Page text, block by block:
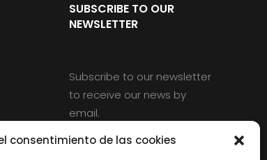
consentimiento de las cookies
SUBSCRIBE TO OUR
NEWSLETTER
Subscribe to our newsletter
to receive our news by
email.